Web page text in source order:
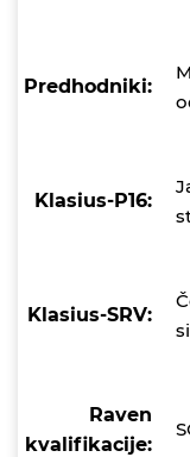
Predhodniki:
Klasius-P16:
Klasius-SRV:
Raven
kvalifikacije: